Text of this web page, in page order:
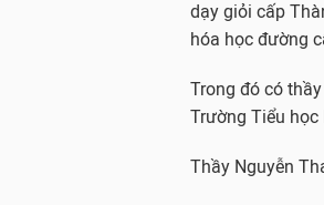
dạy giỏi cấp
hóa học đường
Trong đó có
Trường Tiểu
Thầy Nguyễn